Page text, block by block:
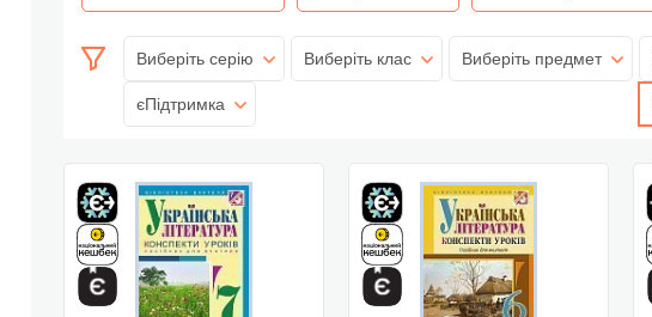
Виберіть серію Виберіть клас Виберіть предмет
єПідтримка